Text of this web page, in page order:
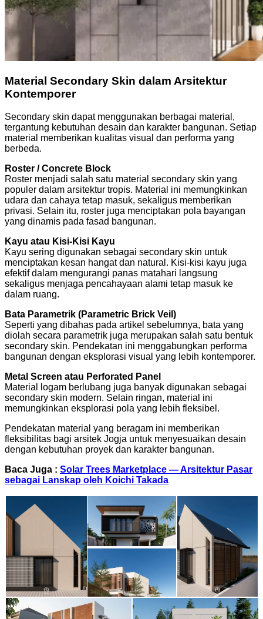
Material Secondary Skin dalam Arsitektur
Kontemporer
Secondary skin dapat menggunakan berbagai material,
tergantung kebutuhan desain dan karakter bangunan. Setiap
material memberikan kualitas visual dan performa yang
berbeda.
Roster / Concrete Block
Roster menjadi salah satu material secondary skin yang
populer dalam arsitektur tropis. Material ini memungkinkan
udara dan cahaya tetap masuk, sekaligus memberikan
privasi. Selain itu, roster juga menciptakan pola bayangan
yang dinamis pada fasad bangunan.
Kayu atau Kisi-Kisi Kayu
Kayu sering digunakan sebagai secondary skin untuk
menciptakan kesan hangat dan natural. Kisi-kisi kayu juga
efektif dalam mengurangi panas matahari langsung
sekaligus menjaga pencahayaan alami tetap masuk ke
dalam ruang.
Bata Parametrik (Parametric Brick Veil)
Seperti yang dibahas pada artikel sebelumnya, bata yang
diolah secara parametrik juga merupakan salah satu bentuk
secondary skin. Pendekatan ini menggabungkan performa
bangunan dengan eksplorasi visual yang lebih kontemporer.
Metal Screen atau Perforated Panel
Material logam berlubang juga banyak digunakan sebagai
secondary skin modern. Selain ringan, material ini
memungkinkan eksplorasi pola yang lebih fleksibel.
Pendekatan material yang beragam ini memberikan
fleksibilitas bagi arsitek Jogja untuk menyesuaikan desain
dengan kebutuhan proyek dan karakter bangunan.
Baca Juga : Solar Trees Marketplace — Arsitektur Pasar
sebagai Lanskap oleh Koichi Takada